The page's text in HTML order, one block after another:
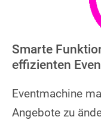
Smarte
effizienten
Eventmachine
Angebote zu